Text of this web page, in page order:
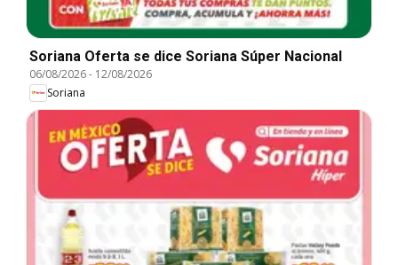
Soriana Oferta se dice Soriana Súper Nacional
06/08/2026- 12/08/2026
Soriana